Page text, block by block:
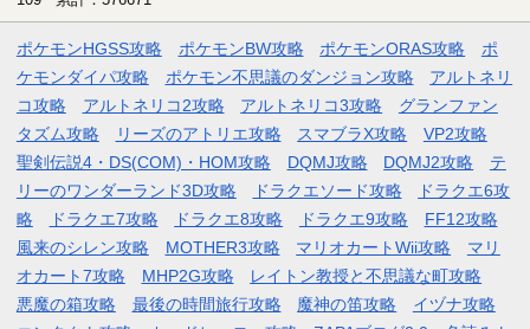
ポケモンHGSS攻略 ポケモンBW攻略 ポケモンORAS攻略
ポ
ケモンダイパ攻略
ポケモン不思議のダンジョン攻略
アルトネリ
コ攻略
アルトネリコ2攻略 アルトネリコ3攻略
グランファン
タズム攻略
リーズのアトリエ攻略 スマブラX攻略
VP2攻略
聖剣伝説4・DS(COM)・HOM攻略
DQMJ攻略 DQMJ2攻略
テ
リーのワンダーランド3D攻略
ドラクエソード攻略
ドラクエ6攻
略
ドラクエ7攻略 ドラクエ8攻略 ドラクエ9攻略
FF12攻略
風来のシレン攻略
MOTHER3攻略 マリオカートWii攻略
マリ
オカート7攻略
MHP2G攻略
レイトン教授と不思議な町攻略
悪魔の箱攻略
最後の時間旅行攻略 魔神の笛攻略
イヅナ攻略